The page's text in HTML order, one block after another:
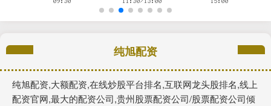
纯旭配资
纯旭配资,大额配资,在线炒股平台排名,互联网龙头股排名,线上
配资官网,最大的配资公司,贵州股票配资公司/股票配资公司倾